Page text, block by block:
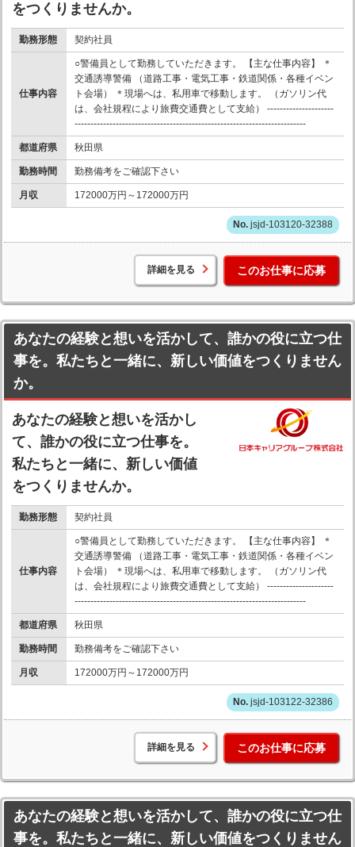
をつくりませんか。
勤務形態 契約社員
仕事内容
○警備員として勤務していただきます。 【主な仕事内容】 ＊
交通誘導警備 （道路工事・電気工事・鉄道関係・各種イベン
ト会場） ＊現場へは、私用車で移動します。 （ガソリン代
は、会社規程により旅費交通費として支給） ---------------------
-------------------------------------------------------------------------
都道府県 秋田県
勤務時間 勤務備考をご確認下さい
月収 172000万円～172000万円
jsjd-103120-32388
詳細を見る このお仕事に応募
あなたの経験と想いを活かして、誰かの役に立つ仕
事を。私たちと一緒に、新しい価値をつくりません
か。
あなたの経験と想いを活かし
て、誰かの役に立つ仕事を。
私たちと一緒に、新しい価値
をつくりませんか。
勤務形態 契約社員
仕事内容
○警備員として勤務していただきます。 【主な仕事内容】 ＊
交通誘導警備 （道路工事・電気工事・鉄道関係・各種イベン
ト会場） ＊現場へは、私用車で移動します。 （ガソリン代
は、会社規程により旅費交通費として支給） ---------------------
-------------------------------------------------------------------------
都道府県 秋田県
勤務時間 勤務備考をご確認下さい
月収 172000万円～172000万円
jsjd-103122-32386
詳細を見る このお仕事に応募
あなたの経験と想いを活かして、誰かの役に立つ仕
事を。私たちと一緒に、新しい価値をつくりません